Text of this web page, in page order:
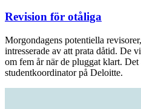
Revision för otåliga
Morgondagens potentiella
intresserade av att prata dåtid. De
om fem år när de pluggat klart. Det
studentkoordinator på Deloitte.